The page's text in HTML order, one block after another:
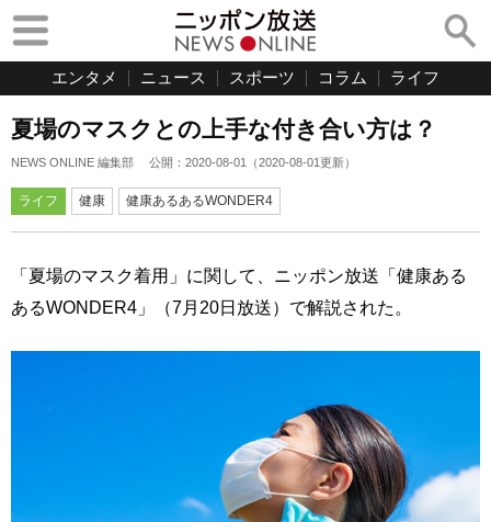
エンタメ ニュース スポーツ コラム ライフ
夏場のマスクとの上手な付き合い方は？
NEWS ONLINE 編集部 公開： 2020-08-01 （2020-08-01更新）
ライフ 健康 健康あるあるWONDER4
「夏場のマスク着用」に関して、ニッポン放送「健康ある
あるWONDER4」（7月20日放送）で解説された。